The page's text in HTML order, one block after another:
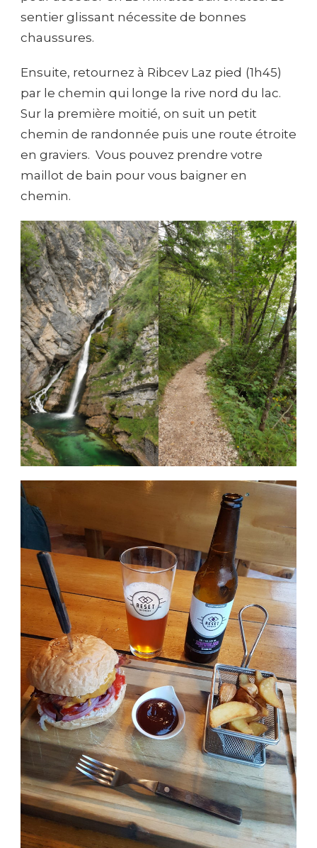
sentier glissant nécessite de bonnes
chaussures.
Ensuite, retournez à Ribcev Laz pied (1h45)
par le chemin qui longe la rive nord du lac.
Sur la première moitié, on suit un petit
chemin de randonnée puis une route étroite
en graviers. Vous pouvez prendre votre
maillot de bain pour vous baigner en
chemin.